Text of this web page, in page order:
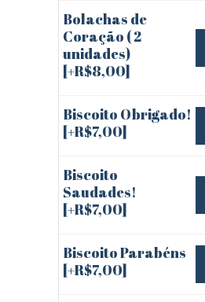
Bolachas de
Coração ( 2
unidades)
[+R$8,00]
Biscoito Obrigado!
[+R$7,00]
Biscoito
Saudades!
[+R$7,00]
Biscoito Parabéns
[+R$7,00]